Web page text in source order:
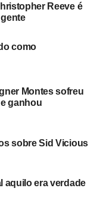
foram
Quis fazer algo
o dono da loja
Bowden Vale
bandas em
a promover
um monte de
Eles
tudo para o dono
tocar em Bowden
o início, sabe? Eu
Reeve é
como
Montes sofreu
ganhou
sobre Sid Vicious
aquilo era verdade